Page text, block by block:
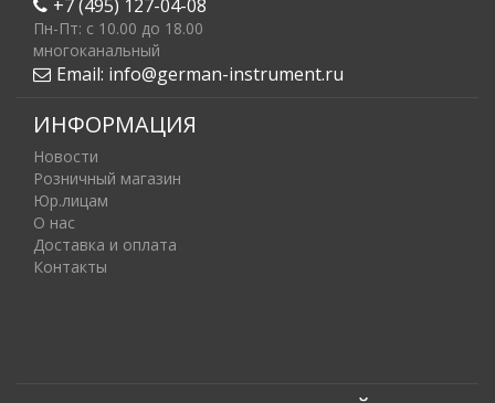
+7 (495) 127-04-08
Пн-Пт: c 10.00 до 18.00
многоканальный
Email: info@german-instrument.ru
ИНФОРМАЦИЯ
Новости
Розничный магазин
Юр.лицам
О нас
Доставка и оплата
Контакты